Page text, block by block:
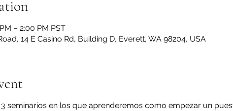
– 2:00 PM PST
14 E Casino Rd, Building D, Everett, WA 98204, USA
3 seminarios en los que aprenderemos como empezar un